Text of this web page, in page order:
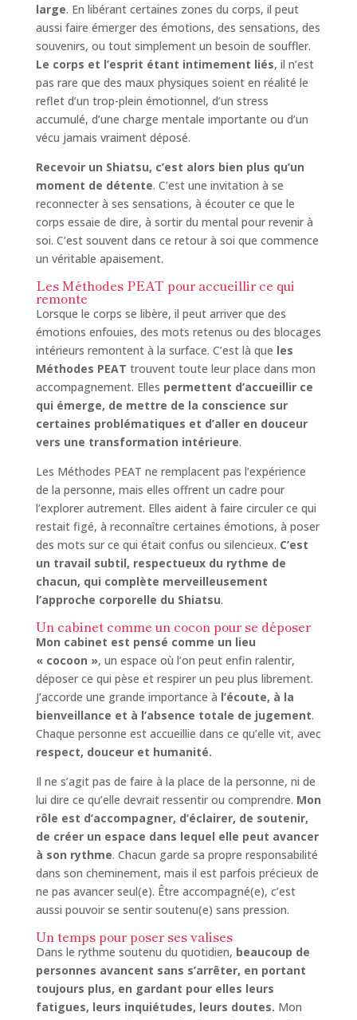
large. En libérant certaines zones du corps, il peut
aussi faire émerger des émotions, des sensations, des
souvenirs, ou tout simplement un besoin de souffler.
Le corps et l’esprit étant intimement liés, il n’est
pas rare que des maux physiques soient en réalité le
reflet d’un trop-plein émotionnel, d’un stress
accumulé, d’une charge mentale importante ou d’un
vécu jamais vraiment déposé.
Recevoir un Shiatsu, c’est alors bien plus qu’un
moment de détente. C’est une invitation à se
reconnecter à ses sensations, à écouter ce que le
corps essaie de dire, à sortir du mental pour revenir à
soi. C’est souvent dans ce retour à soi que commence
un véritable apaisement.
Les Méthodes PEAT pour accueillir ce qui
remonte
Lorsque le corps se libère, il peut arriver que des
émotions enfouies, des mots retenus ou des blocages
intérieurs remontent à la surface. C’est là que les
Méthodes PEAT trouvent toute leur place dans mon
accompagnement. Elles permettent d’accueillir ce
qui émerge, de mettre de la conscience sur
certaines problématiques et d’aller en douceur
vers une transformation intérieure.
Les Méthodes PEAT ne remplacent pas l’expérience
de la personne, mais elles offrent un cadre pour
l’explorer autrement. Elles aident à faire circuler ce qui
restait figé, à reconnaître certaines émotions, à poser
des mots sur ce qui était confus ou silencieux. C’est
un travail subtil, respectueux du rythme de
chacun, qui complète merveilleusement
l’approche corporelle du Shiatsu.
Un cabinet comme un cocon pour se déposer
Mon cabinet est pensé comme un lieu
« cocoon », un espace où l’on peut enfin ralentir,
déposer ce qui pèse et respirer un peu plus librement.
J’accorde une grande importance à l’écoute, à la
bienveillance et à l’absence totale de jugement.
Chaque personne est accueillie dans ce qu’elle vit, avec
respect, douceur et humanité.
Il ne s’agit pas de faire à la place de la personne, ni de
lui dire ce qu’elle devrait ressentir ou comprendre. Mon
rôle est d’accompagner, d’éclairer, de soutenir,
de créer un espace dans lequel elle peut avancer
à son rythme. Chacun garde sa propre responsabilité
dans son cheminement, mais il est parfois précieux de
ne pas avancer seul(e). Être accompagné(e), c’est
aussi pouvoir se sentir soutenu(e) sans pression.
Un temps pour poser ses valises
Dans le rythme soutenu du quotidien, beaucoup de
personnes avancent sans s’arrêter, en portant
toujours plus, en gardant pour elles leurs
fatigues, leurs inquiétudes, leurs doutes. Mon